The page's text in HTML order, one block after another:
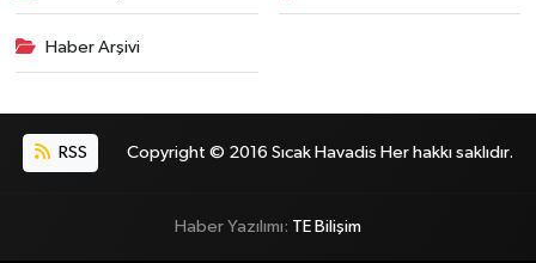
Haber Arşivi
RSS Copyright © 2016 Sıcak Havadis Her hakkı saklıdır.
Haber Yazılımı: TE Bilişim